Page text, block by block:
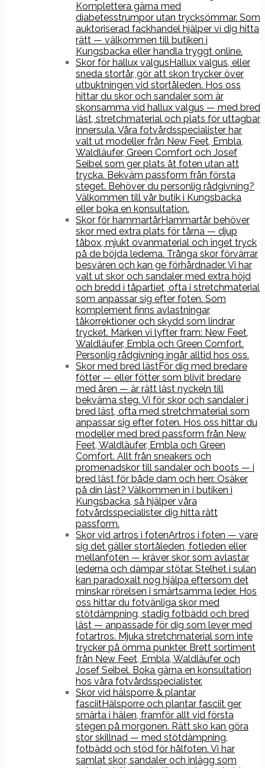
Komplettera gärna med
diabetesstrumpor utan trycksömmar. Som
auktoriserad fackhandel hjälper vi dig hitta
rätt — välkommen till butiken i
Kungsbacka eller handla tryggt online.
Skor för hallux valgusHallux valgus, eller
sneda stortår, gör att skon trycker över
utbuktningen vid stortåleden. Hos oss
hittar du skor och sandaler som är
skonsamma vid hallux valgus — med bred
läst, stretchmaterial och plats för uttagbar
innersula. Våra fotvårdsspecialister har
valt ut modeller från New Feet, Embla,
Waldläufer, Green Comfort och Josef
Seibel som ger plats åt foten utan att
trycka. Bekväm passform från första
steget. Behöver du personlig rådgivning?
Välkommen till vår butik i Kungsbacka
eller boka en konsultation.
Skor för hammartårHammartår behöver
skor med extra plats för tårna — djup
tåbox, mjukt ovanmaterial och inget tryck
på de böjda lederna. Trånga skor förvärrar
besvären och kan ge förhårdnader. Vi har
valt ut skor och sandaler med extra höjd
och bredd i tåpartiet, ofta i stretchmaterial
som anpassar sig efter foten. Som
komplement finns avlastningar,
tåkorrektioner och skydd som lindrar
trycket. Märken vi lyfter fram: New Feet,
Waldläufer, Embla och Green Comfort.
Personlig rådgivning ingår alltid hos oss.
Skor med bred lästFör dig med bredare
fötter — eller fötter som blivit bredare
med åren — är rätt läst nyckeln till
bekväma steg. Vi för skor och sandaler i
bred läst, ofta med stretchmaterial som
anpassar sig efter foten. Hos oss hittar du
modeller med bred passform från New
Feet, Waldläufer, Embla och Green
Comfort. Allt från sneakers och
promenadskor till sandaler och boots — i
bred läst för både dam och herr. Osäker
på din läst? Välkommen in i butiken i
Kungsbacka, så hjälper våra
fotvårdsspecialister dig hitta rätt
passform.
Skor vid artros i fotenArtros i foten — vare
sig det gäller stortåleden, fotleden eller
mellanfoten — kräver skor som avlastar
lederna och dämpar stötar. Stelhet i sulan
kan paradoxalt nog hjälpa eftersom det
minskar rörelsen i smärtsamma leder. Hos
oss hittar du fotvänliga skor med
stötdämpning, stadig fotbädd och bred
läst — anpassade för dig som lever med
fotartros. Mjuka stretchmaterial som inte
trycker på ömma punkter. Brett sortiment
från New Feet, Embla, Waldläufer och
Josef Seibel. Boka gärna en konsultation
hos våra fotvårdsspecialister.
Skor vid hälsporre & plantar
fasciitHälsporre och plantar fasciit ger
smärta i hälen, framför allt vid första
stegen på morgonen. Rätt sko kan göra
stor skillnad — med stötdämpning,
fotbädd och stöd för hålfoten. Vi har
samlat skor, sandaler och inlägg som